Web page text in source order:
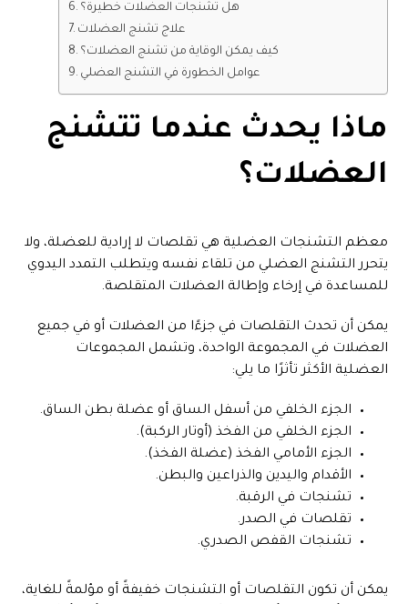
هل تشنجات العضلات خطيرة؟
علاج تشنج العضلات
كيف يمكن الوقاية من تشنج العضلات؟
عوامل الخطورة في التشنج العضلي
ماذا يحدث عندما تتشنج
العضلات؟
معظم التشنجات العضلية هي تقلصات لا إرادية للعضلة، ولا
يتحرر التشنج العضلي من تلقاء نفسه ويتطلب التمدد اليدوي
للمساعدة في إرخاء وإطالة العضلات المتقلصة.
يمكن أن تحدث التقلصات في جزءًا من العضلات أو في جميع
العضلات في المجموعة الواحدة، وتشمل المجموعات
العضلية الأكثر تأثرًا ما يلي:
الجزء الخلفي من أسفل الساق أو عضلة بطن الساق.
الجزء الخلفي من الفخذ (أوتار الركبة).
الجزء الأمامي الفخذ (عضلة الفخذ).
الأقدام واليدين والذراعين والبطن.
تشنجات في الرقبة.
تقلصات في الصدر.
تشنجات القفص الصدري.
يمكن أن تكون التقلصات أو التشنجات خفيفةً أو مؤلمةً للغاية،